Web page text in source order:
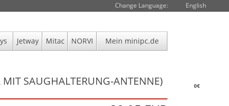
0€
Change Language: English
Jetway Mitac NORVI Mein minipc.de
SAUGHALTERUNG-ANTENNE)